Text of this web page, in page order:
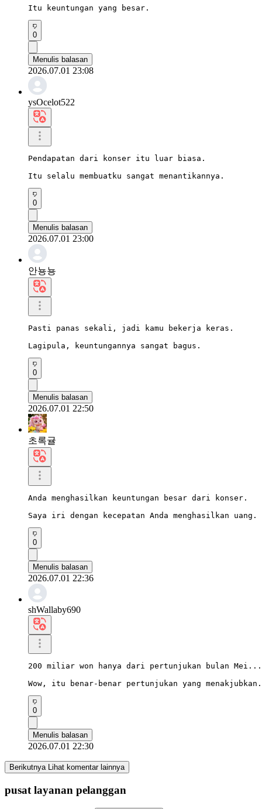
Itu keuntungan yang besar.
0
Menulis balasan
2026.07.01 23:08
ysOcelot522
Pendapatan dari konser itu luar biasa.
Itu selalu membuatku sangat menantikannya.
0
Menulis balasan
2026.07.01 23:00
안뇽뇽
Pasti panas sekali, jadi kamu bekerja keras.
Lagipula, keuntungannya sangat bagus.
0
Menulis balasan
2026.07.01 22:50
초록귤
Anda menghasilkan keuntungan besar dari konser.
Saya iri dengan kecepatan Anda menghasilkan uang.
0
Menulis balasan
2026.07.01 22:36
shWallaby690
200 miliar won hanya dari pertunjukan bulan Mei...
Wow, itu benar-benar pertunjukan yang menakjubkan.
0
Menulis balasan
2026.07.01 22:30
Berikutnya Lihat komentar lainnya
pusat layanan pelanggan